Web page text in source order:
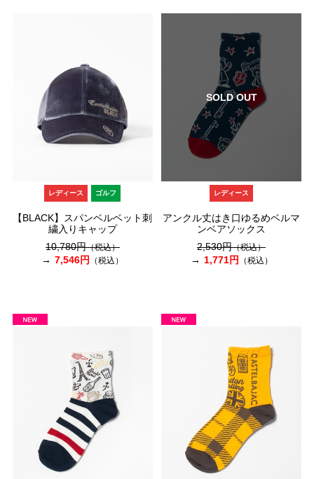
レディース ゴルフ
【BLACK】スパンベルベット刺
繍入りキャップ
10,780円（税込）
7,546円 （税込）
SOLD OUT
レディース
アンクル丈はき口ゆるめベルマ
ンベアソックス
2,530円（税込）
1,771円 （税込）